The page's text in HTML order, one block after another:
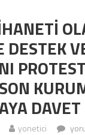
DESTEK
DAVET
yonetici